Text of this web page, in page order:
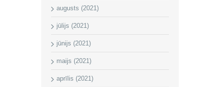
augusts (2021)
jūlijs (2021)
jūnijs (2021)
maijs (2021)
aprīlis (2021)